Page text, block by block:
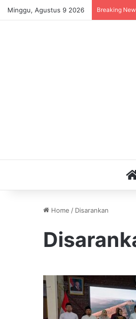
Minggu, Agustus 9 2026 Breaking
Home / Disarankan